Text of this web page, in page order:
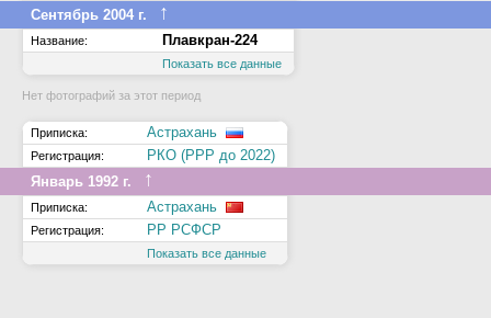
Сентябрь 2004 г.
↑
Название: Плавкран-224
Показать все данные
Нет фотографий за этот период
Приписка: Астрахань
Регистрация:
РКО (РРР до 2022)
Январь 1992 г.
↑
Приписка: Астрахань
Регистрация: РР РСФСР
Показать все данные